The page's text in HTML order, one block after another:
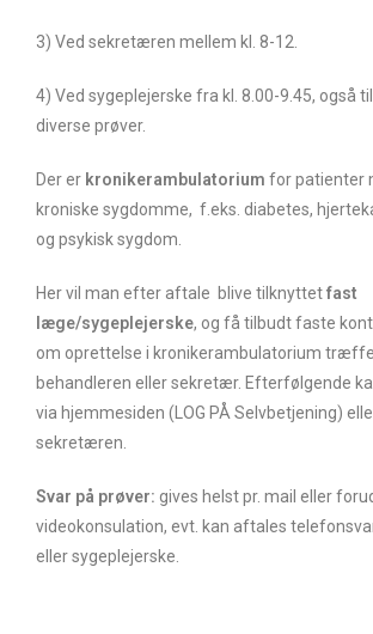
3) Ved sekretæren mellem kl. 8-12.
4) Ved sygeplejerske fra kl. 8.00-9.45, også
diverse prøver.
Der er kronikerambulatorium for patienter
kroniske sygdomme, f.eks. diabetes,
og psykisk sygdom.
Her vil man efter aftale blive tilknyttetfast
læge/sygeplejerske, og få tilbudt faste
om oprettelse i kronikerambulatorium
behandleren eller sekretær. Efterfølgende
via hjemmesiden (LOG PÅ Selvbetjening)
sekretæren.
Svar på prøver: gives helst pr. mail eller
videokonsulation, evt. kan aftales
eller sygeplejerske.